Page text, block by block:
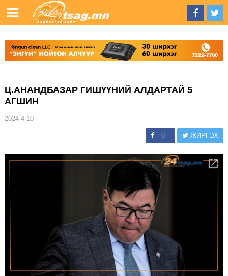
Ц.АНАНДБАЗАР ГИШҮҮНИЙ АЛДАРТАЙ 5
АГШИН
2024-4-10
0 ЖИРГЭХ